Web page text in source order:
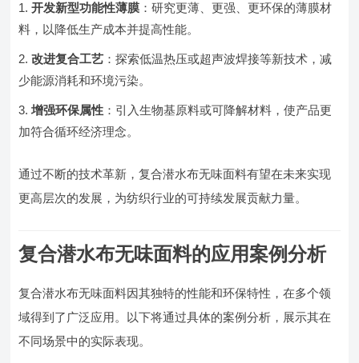
开发新型功能性薄膜 ：研究更薄、更强、更环保的薄膜材
料，以降低生产成本并提高性能。
改进复合工艺 ：探索低温热压或超声波焊接等新技术，减
少能源消耗和环境污染。
增强环保属性 ：引入生物基原料或可降解材料，使产品更
加符合循环经济理念。
通过不断的技术革新，复合潜水布无味面料有望在未来实现
更高层次的发展，为纺织行业的可持续发展贡献力量。
复合潜水布无味面料的应用案例分析
复合潜水布无味面料因其独特的性能和环保特性，在多个领
域得到了广泛应用。以下将通过具体的案例分析，展示其在
不同场景中的实际表现。